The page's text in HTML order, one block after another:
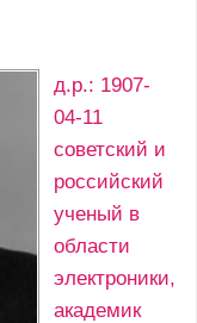
д.р.: 1907-
04-11
советский и
российский
ученый в
области
электроники,
академик